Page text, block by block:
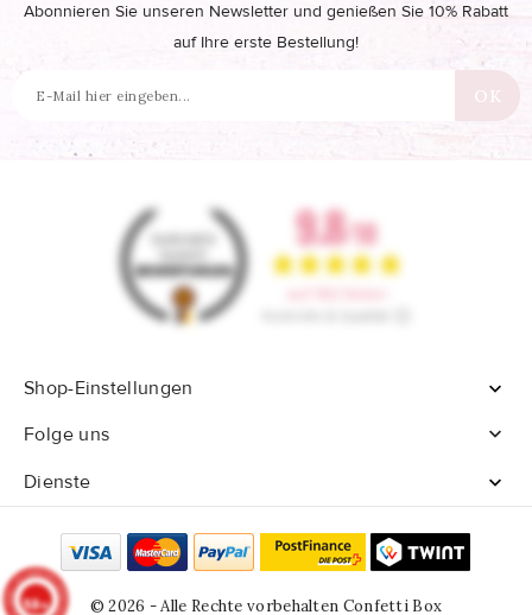
Abonnieren Sie unseren Newsletter und genießen Sie 10% Rabatt
auf Ihre erste Bestellung!
Shop-Einstellungen

Folge uns

Dienste

© 2026 - Alle Rechte vorbehalten Confetti Box
9.8/10